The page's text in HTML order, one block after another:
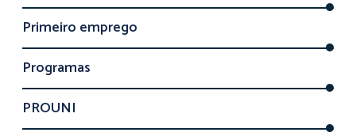
Primeiro emprego
Programas
PROUNI